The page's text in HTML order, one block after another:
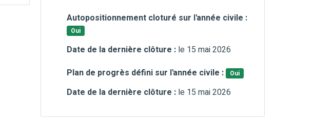
Autopositionnement cloturé sur l'année civile :
Oui
Date de la dernière clôture : le 15 mai 2026
Plan de progrès défini sur l'année civile :
Oui
Date de la dernière clôture : le 15 mai 2026